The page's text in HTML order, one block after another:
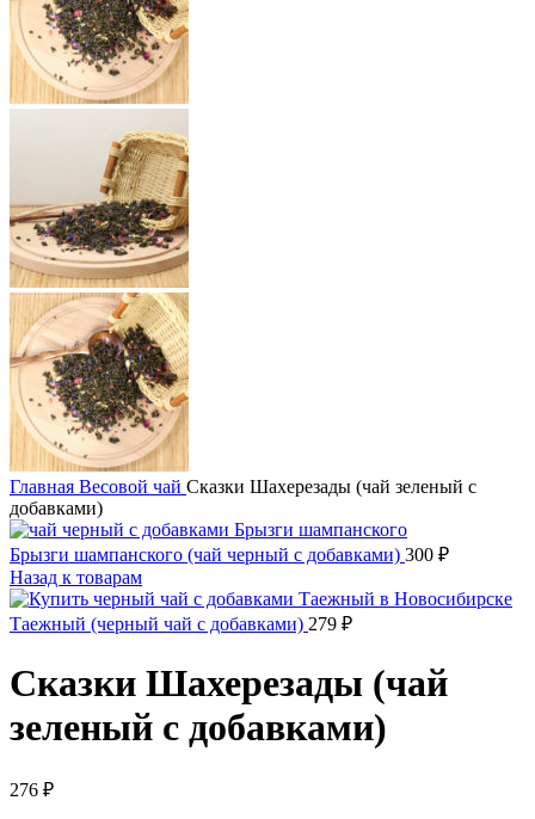
Главная Весовой чай Сказки Шахерезады (чай зеленый с
добавками)
Брызги шампанского (чай черный с добавками) 300 ₽
Назад к товарам
Таежный (черный чай с добавками) 279 ₽
Сказки Шахерезады (чай
зеленый с добавками)
276 ₽